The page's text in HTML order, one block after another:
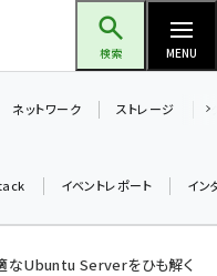
検索 MENU
ネットワーク ストレージ
イベントレポート イン
なUbuntu Serverをひも解く